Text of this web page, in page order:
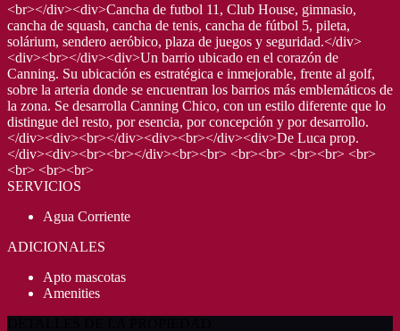
<br></div><div>Cancha de futbol 11, Club House, gimnasio,
cancha de squash, cancha de tenis, cancha de fútbol 5, pileta,
solárium, sendero aeróbico, plaza de juegos y seguridad.</div>
<div><br></div><div>Un barrio ubicado en el corazón de
Canning. Su ubicación es estratégica e inmejorable, frente al golf,
sobre la arteria donde se encuentran los barrios más emblemáticos de
la zona. Se desarrolla Canning Chico, con un estilo diferente que lo
distingue del resto, por esencia, por concepción y por desarrollo.
</div><div><br></div><div><br></div><div>De Luca prop.
</div><div><br><br></div><br><br> <br><br> <br><br> <br>
<br> <br><br>
SERVICIOS
Agua Corriente
ADICIONALES
Apto mascotas
Amenities